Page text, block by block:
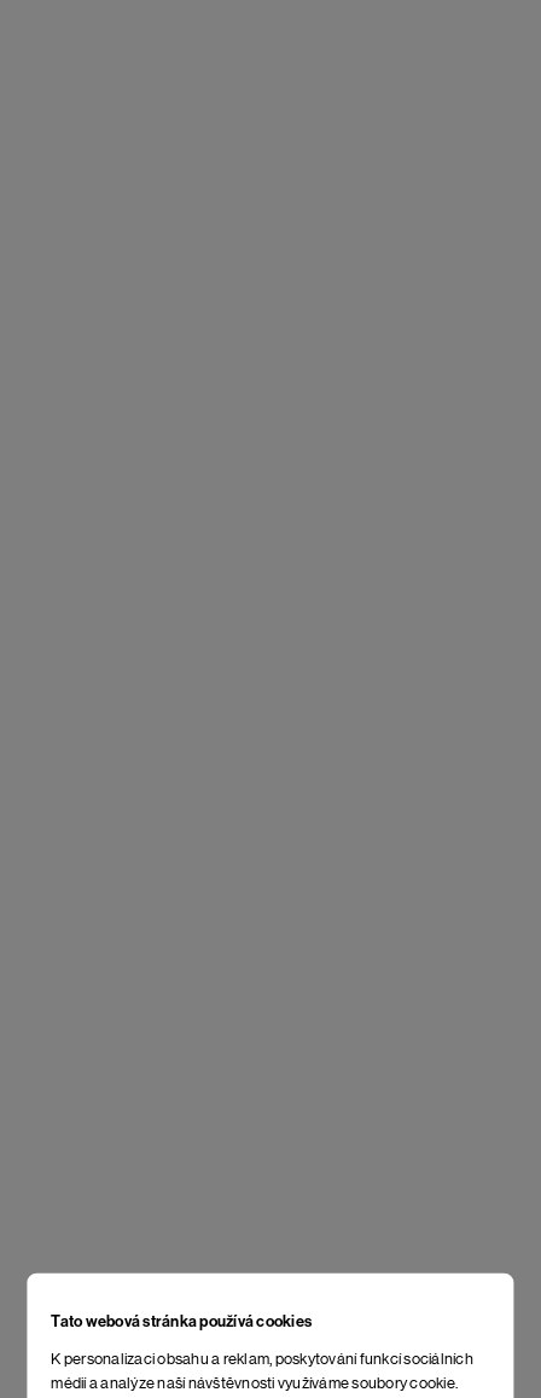
Tato webová stránka používá cookies
K personalizaci obsahu a reklam, poskytování funkcí sociálních
médií a analýze naší návštěvnosti využíváme soubory cookie.